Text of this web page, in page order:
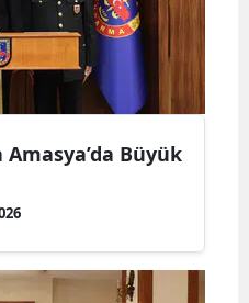
Büyük